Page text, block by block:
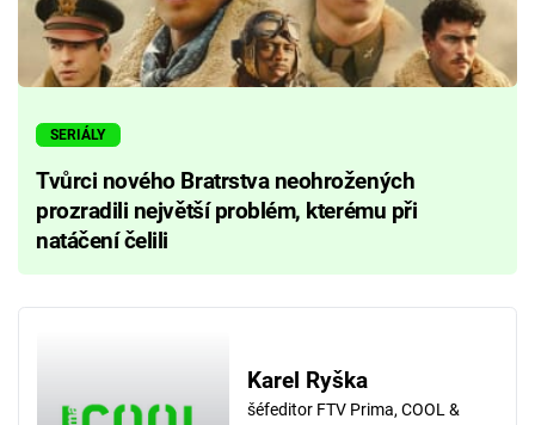
SERIÁLY
Tvůrci nového Bratrstva neohrožených
prozradili největší problém, kterému při
natáčení čelili
Karel Ryška
šéfeditor FTV Prima, COOL &